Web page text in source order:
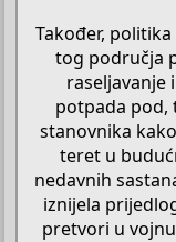
Također,
tog područja
raseljavanje
potpada pod,
stanovnika
teret u
nedavnih
iznijela
pretvori u